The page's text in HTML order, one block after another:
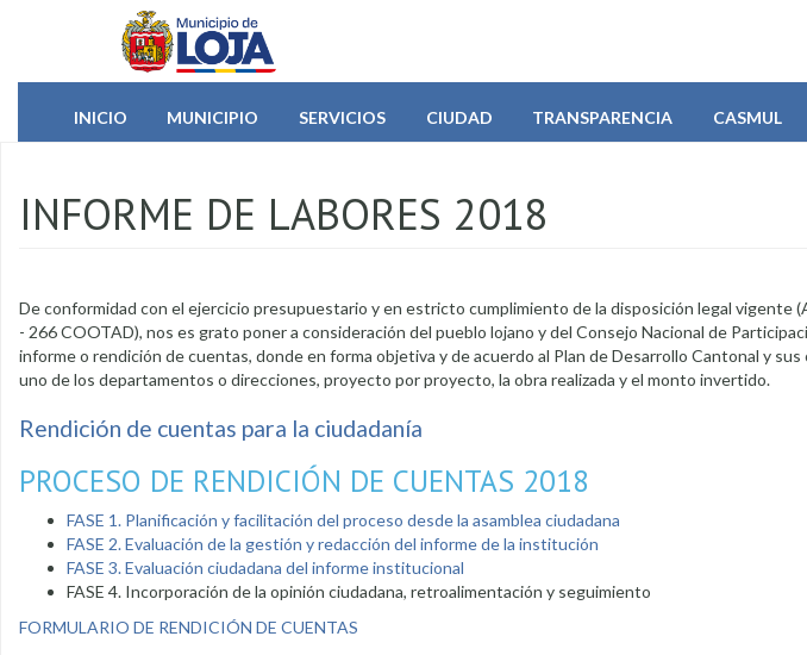
Pasar al contenido principal
INICIO
MUNICIPIO SERVICIOS CIUDAD TRANSPARENCIA CASMUL
INFORME DE LABORES 2018
De conformidad con el ejercicio presupuestario y en estricto cumplimiento de la disposición legal vigente
- 266 COOTAD), nos es grato poner a consideración del pueblo lojano y del Consejo Nacional de
informe o rendición de cuentas, donde en forma objetiva y de acuerdo al Plan de Desarrollo Cantonal y
uno de los departamentos o direcciones, proyecto por proyecto, la obra realizada y el monto invertido.
Rendición de cuentas para la ciudadanía
PROCESO DE RENDICIÓN DE CUENTAS 2018
FASE 1. Planificación y facilitación del proceso desde la asamblea ciudadana
FASE 2. Evaluación de la gestión y redacción del informe de la institución
FASE 3. Evaluación ciudadana del informe institucional
FASE 4. Incorporación de la opinión ciudadana, retroalimentación y seguimiento
FORMULARIO DE RENDICIÓN DE CUENTAS